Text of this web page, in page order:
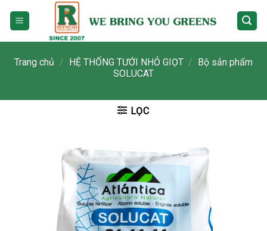
Trang chủ / HỆ THỐNG TƯỚI NHỎ GIỌT / Bộ sản phẩm
SOLUCAT
LỌC